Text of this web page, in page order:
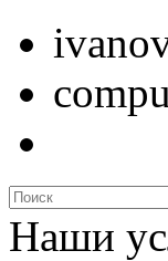
Наши